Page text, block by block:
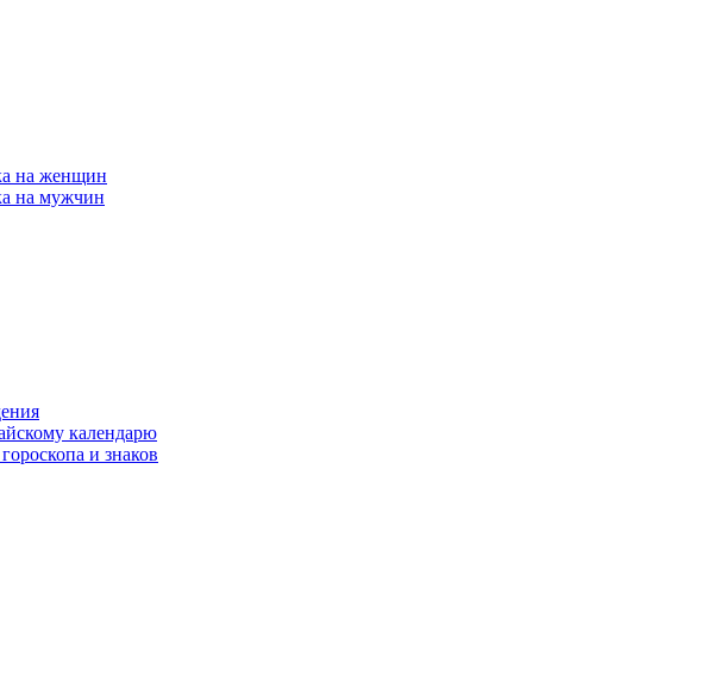
на женщин
на мужчин
календарю
и знаков